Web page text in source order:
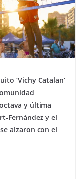
‘Vichy Catalan’
y última
Fernández y el
alzaron con el